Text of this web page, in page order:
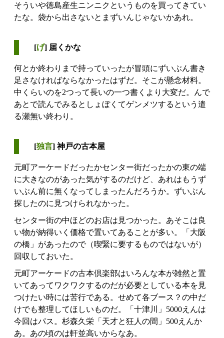
そういや徳島産生ニンニクというものを買ってきてい
たな。袋から出さないとまずいんじゃないかあれ。
[げ] 届くかな
何とか終わりまで持っていったが冒頭にずいぶん書き
足さなければならなかったはずだ。そこが懸念材料。
中くらいのを2つって長いの一つ書くより大変だ。んで
あとで読んでみるとしょぼくてゲンメツするという遣
る瀬無い終わり。
[独言] 神戸の古本屋
元町アーケードだったかセンター街だったかの東の端
に大きなのがあった気がするのだけど、あれはもうず
いぶん前に無くなってしまったんだろうか。ずいぶん
探したのに見つけられなかった。
センター街の中ほどのお店は見つかった。あそこは良
い物が納得いく価格で置いてあることが多い。「大阪
の橋」があったので（喫緊に要するものではないが）
回収しておいた。
元町アーケードの古本倶楽部はいろんな本が雑然と置
いてあってワクワクするのだが必要としている本を見
つけたい時には苦行である。せめて各ブース？の中だ
けでも整理してほしいものだ。「十津川」5000えんは
今回はパス。杉森久栄「天才と狂人の間」500えんか
あ。あの頃のは軒並高いからなあ。